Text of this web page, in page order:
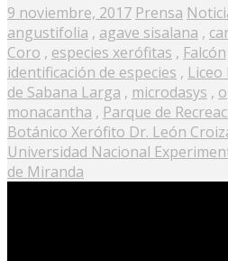
Posted
on
9 noviembre, 2017 Prensa
angustifolia , agave sisalana ,
Coro , especies xerófitas , Falcón
identificación de especies ,
de Sabana Larga , microdasys ,
monacantha , Parque de
Botánico Xerófito Dr. León
Universidad Nacional
de Miranda